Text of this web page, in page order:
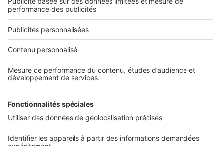
Nous contacter
Nous recrutons
NOS APPLICATIONS
Découvrez nos applications
Tous nos services pro
Accès client